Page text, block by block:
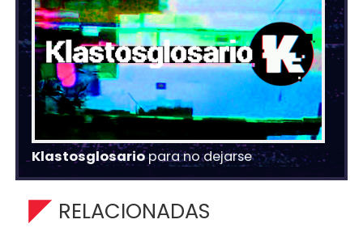
Klastosglosariopara no dejarse
RELACIONADAS